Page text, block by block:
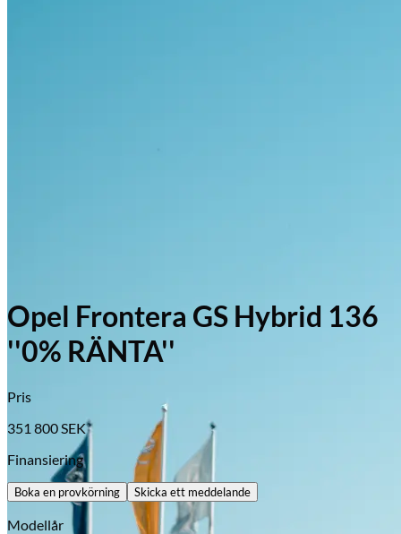
Opel Frontera GS Hybrid 136
''0% RÄNTA''
Pris
351 800 SEK
Finansiering
Boka en provkörning Skicka ett meddelande
Modellår